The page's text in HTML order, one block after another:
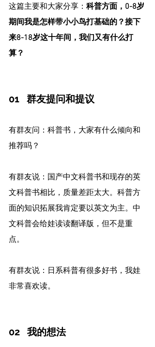
这篇主要和大家分享： 科普方面，0-8岁
期间我是怎样带小小鸟打基础的？接下
来8-18岁这十年间，我们又有什么打
算？
01   群友提问和提议
有群友问：科普书，大家有什么倾向和
推荐吗？
有群友说：国产中文科普书和现存的英
文科普书相比，质量差距太大。科普方
面的知识拓展我肯定要以英文为主。中
文科普会给娃读读翻译版，但不是重
点。
有群友说：日系科普有很多好书，我娃
非常喜欢读。
02   我的想法